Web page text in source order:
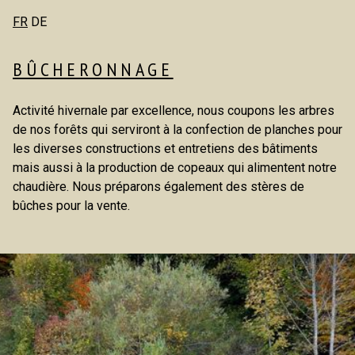
FR DE
BÛCHERONNAGE
Activité hivernale par excellence, nous coupons les arbres
de nos forêts qui serviront à la confection de planches pour
les diverses constructions et entretiens des bâtiments
mais aussi à la production de copeaux qui alimentent notre
chaudière. Nous préparons également des stères de
bûches pour la vente.